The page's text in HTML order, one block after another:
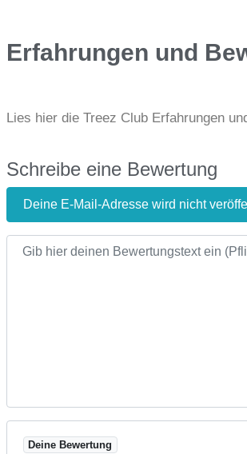
Erfahrungen und
Lies hier die Treez Club Erfahrungen
Schreibe eine Bewertung
Deine E-Mail-Adresse wird nicht
Bewertungstext
Deine Bewertung